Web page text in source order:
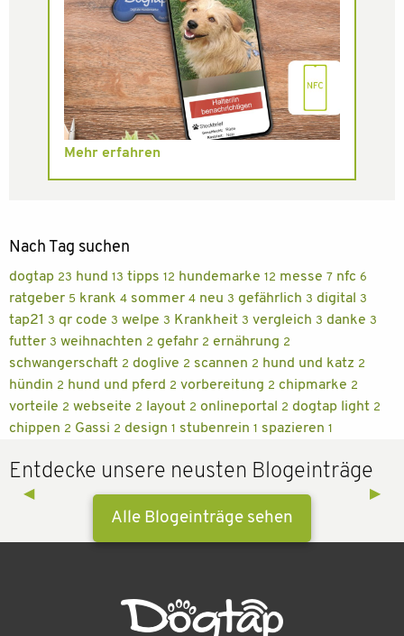
Mehr erfahren
Nach Tag suchen
dogtap 23 hund 13 tipps 12 hundemarke 12 messe 7 nfc 6
ratgeber 5 krank 4 sommer 4 neu 3 gefährlich 3 digital 3
tap21 3 qr code 3 welpe 3 Krankheit 3 vergleich 3 danke 3
futter 3 weihnachten 2 gefahr 2 ernährung 2
schwangerschaft 2 doglive 2 scannen 2 hund und katz 2
hündin 2 hund und pferd 2 vorbereitung 2 chipmarke 2
vorteile 2 webseite 2 layout 2 onlineportal 2 dogtap light 2
chippen 2 Gassi 2 design 1 stubenrein 1 spazieren 1
Entdecke unsere neusten Blogeinträge
Previous Slide
◀︎ Next
▶︎
Alle Blogeinträge sehen